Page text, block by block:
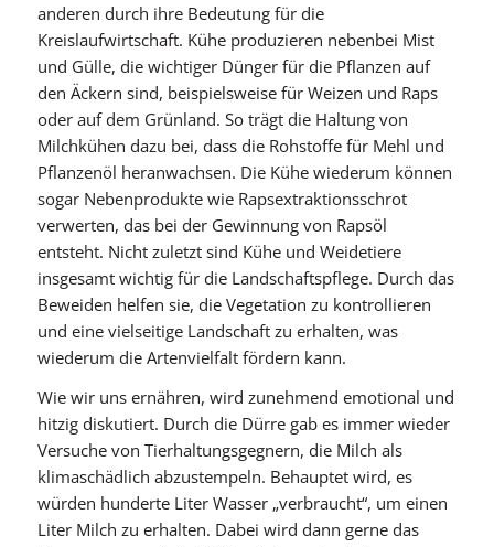
anderen durch ihre Bedeutung für die
Kreislaufwirtschaft. Kühe produzieren nebenbei Mist
und Gülle, die wichtiger Dünger für die Pflanzen auf
den Äckern sind, beispielsweise für Weizen und Raps
oder auf dem Grünland. So trägt die Haltung von
Milchkühen dazu bei, dass die Rohstoffe für Mehl und
Pflanzenöl heranwachsen. Die Kühe wiederum können
sogar Nebenprodukte wie Rapsextraktionsschrot
verwerten, das bei der Gewinnung von Rapsöl
entsteht. Nicht zuletzt sind Kühe und Weidetiere
insgesamt wichtig für die Landschaftspflege. Durch das
Beweiden helfen sie, die Vegetation zu kontrollieren
und eine vielseitige Landschaft zu erhalten, was
wiederum die Artenvielfalt fördern kann.
Wie wir uns ernähren, wird zunehmend emotional und
hitzig diskutiert. Durch die Dürre gab es immer wieder
Versuche von Tierhaltungsgegnern, die Milch als
klimaschädlich abzustempeln. Behauptet wird, es
würden hunderte Liter Wasser „verbraucht“, um einen
Liter Milch zu erhalten. Dabei wird dann gerne das